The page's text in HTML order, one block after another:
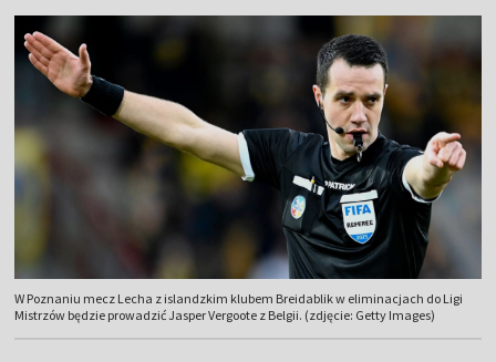
W Poznaniu mecz Lecha z islandzkim klubem Breidablik w eliminacjach do Ligi
Mistrzów będzie prowadzić Jasper Vergoote z Belgii. (zdjęcie: Getty Images)